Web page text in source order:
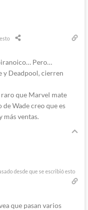
Pero…
y Deadpool, cierren
raro que Marvel mate
de Wade creo que es
más ventas.
desde que se escribió esto
que pasan varios